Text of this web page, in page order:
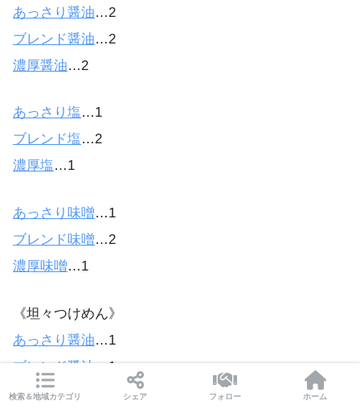
あっさり醤油…2
ブレンド醤油…2
濃厚醤油…2
あっさり塩…1
ブレンド塩…2
濃厚塩…1
あっさり味噌…1
ブレンド味噌…2
濃厚味噌…1
《坦々つけめん》
あっさり醤油…1
ブレンド醤油…1
濃厚醤油…1
検索＆地域カテゴリ シェア フォロー ホーム